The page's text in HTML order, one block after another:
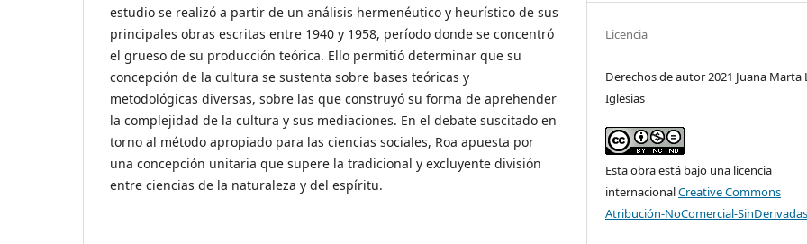
estudio se realizó a partir de un análisis hermenéutico y heurístico de sus
principales obras escritas entre 1940 y 1958, período donde se concentró
el grueso de su producción teórica. Ello permitió determinar que su
concepción de la cultura se sustenta sobre bases teóricas y
metodológicas diversas, sobre las que construyó su forma de aprehender
la complejidad de la cultura y sus mediaciones. En el debate suscitado en
torno al método apropiado para las ciencias sociales, Roa apuesta por
una concepción unitaria que supere la tradicional y excluyente división
entre ciencias de la naturaleza y del espíritu.
Licencia
Derechos de autor 2021 Juana Marta
Iglesias
Esta obra está bajo una licencia
internacionalCreative Commons
Atribución-NoComercial-